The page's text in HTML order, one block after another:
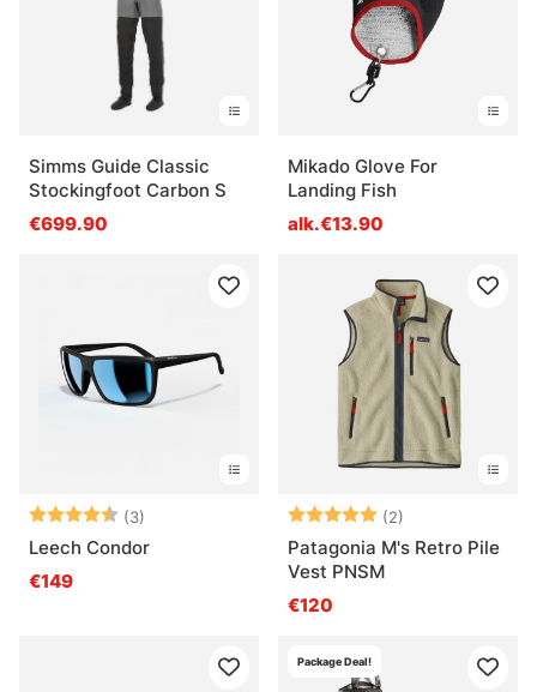
Simms Guide Classic
Stockingfoot Carbon S
€699.90
Mikado Glove For
Landing Fish
alk.€13.90
Arvio: (3)
4.7 5:sta tähdestä
Leech Condor
€149
Arvio: (2)
Patagonia M's Retro Pile
Vest PNSM
€120
Package Deal!